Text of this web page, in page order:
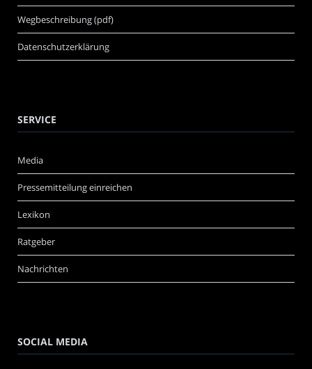
Wegbeschreibung (pdf)
Datenschutzerklärung
SERVICE
Media
Pressemitteilung einreichen
Lexikon
Ratgeber
Nachrichten
SOCIAL MEDIA